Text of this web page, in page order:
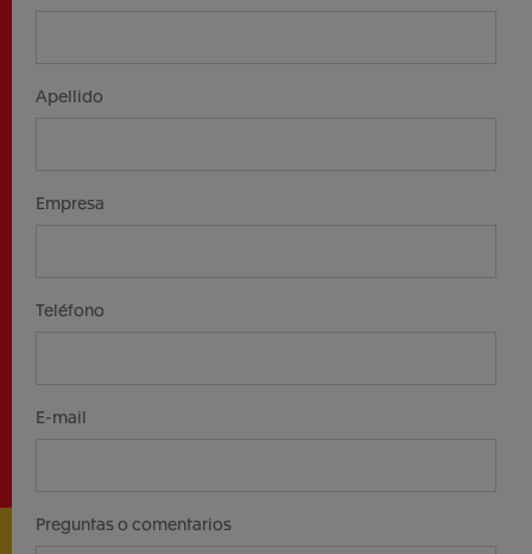
Apellido
Empresa
Teléfono
E-mail
Preguntas o comentarios